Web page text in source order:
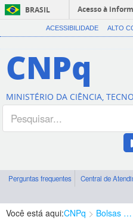
BRASIL
Acesso à
ACESSIBILIDADE ALTO
CNPq
MINISTÉRIO DA CIÊNCIA,
Perguntas frequentes Central de
Você está aqui:CNPq Bolsas e Auxílios Vigentes